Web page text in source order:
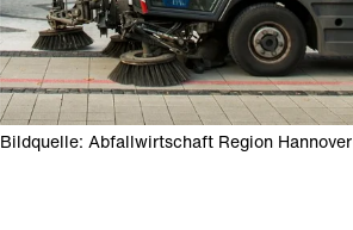
Bildquelle: Abfallwirtschaft Region Hannover